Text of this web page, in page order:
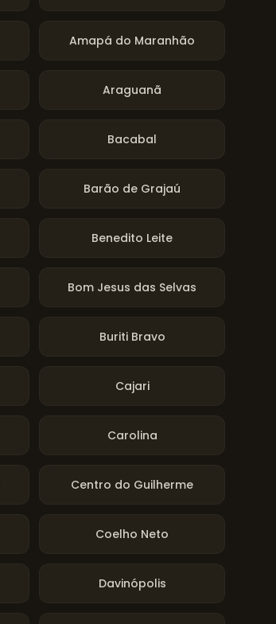
Amapá do Maranhão
Araguanã
Bacabal
Barão de Grajaú
Benedito Leite
Bom Jesus das Selvas
Buriti Bravo
Cajari
Carolina
Centro do Guilherme
Coelho Neto
Davinópolis